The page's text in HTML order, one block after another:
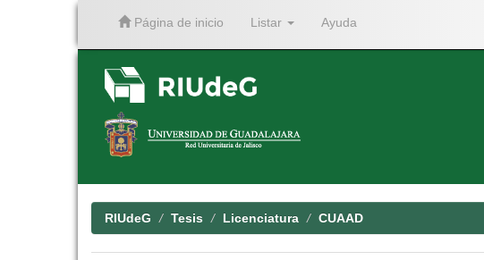
Página de inicio Listar Ayuda
RIUdeG Tesis Licenciatura CUAAD